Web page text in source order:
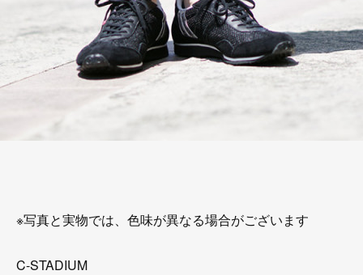
※写真と実物では、色味が異なる場合がございます
C-STADIUM